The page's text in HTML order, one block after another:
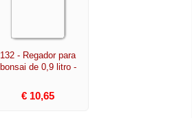
132 - Regador para
bonsai de 0,9 litro -
€ 10,65